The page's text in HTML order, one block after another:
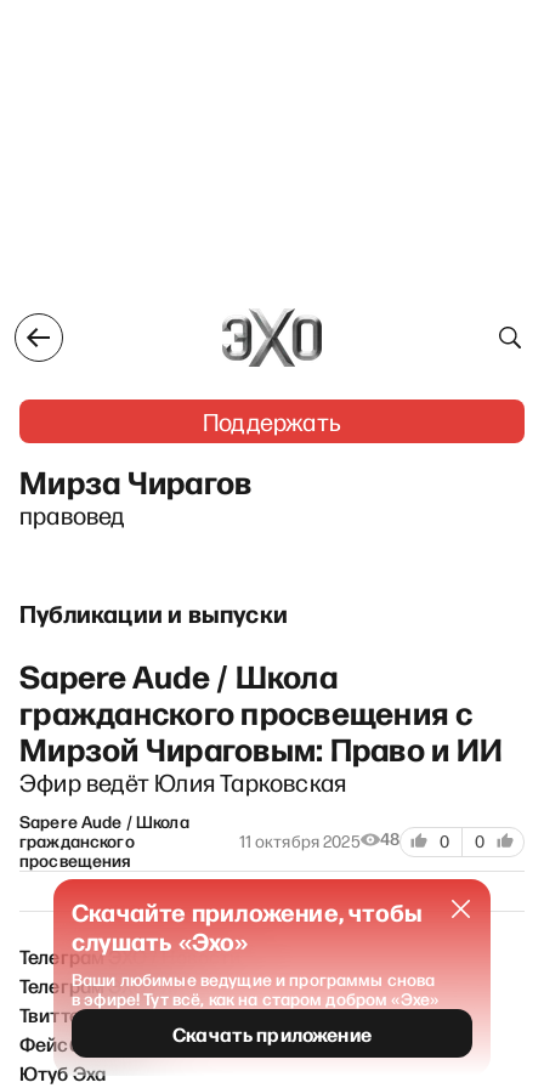
Поддержать
Мирза Чирагов
правовед
Публикации и выпуски
Sapere Aude / Школа
гражданского просвещения с
Мирзой Чираговым: Право и ИИ
Эфир ведёт Юлия Тарковская
Sapere Aude / Школа
гражданского
просвещения
11 октября 2025 48 0 0
Скачайте приложение, чтобы
слушать «Эхо»
Ваши любимые ведущие и программы снова
в эфире! Тут всё, как на старом добром «Эхе»
Скачать приложение
Телеграм ЭХО / Новости
Телеграм ЭХО FM
Твиттер Эха
Фейсбук Эха
Ютуб Эха